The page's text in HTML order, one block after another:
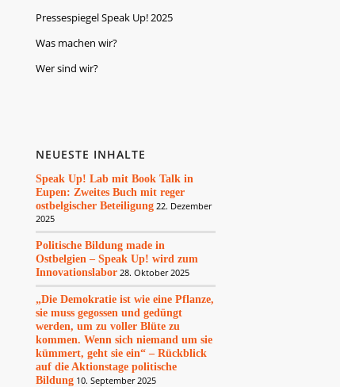
Pressespiegel Speak Up! 2025
Was machen wir?
Wer sind wir?
NEUESTE INHALTE
Speak Up! Lab mit Book Talk in
Eupen: Zweites Buch mit reger
ostbelgischer Beteiligung 22. Dezember
2025
Politische Bildung made in
Ostbelgien – Speak Up! wird zum
Innovationslabor 28. Oktober 2025
„Die Demokratie ist wie eine Pflanze,
sie muss gegossen und gedüngt
werden, um zu voller Blüte zu
kommen. Wenn sich niemand um sie
kümmert, geht sie ein“ – Rückblick
auf die Aktionstage politische
Bildung 10. September 2025